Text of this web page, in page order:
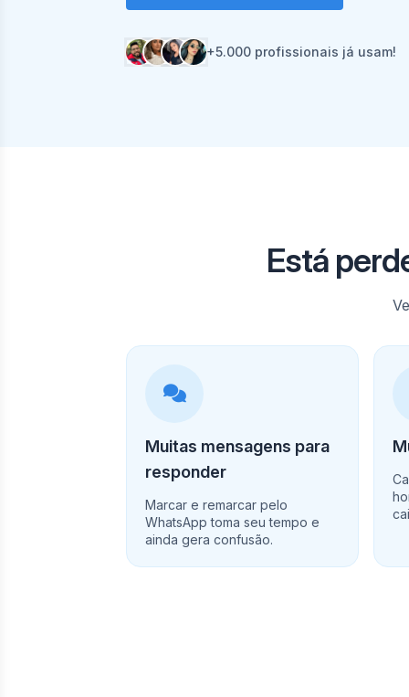
+5.000 profissionais já usam!
Está
Muitas mensagens para
responder
Marcar e remarcar pelo
WhatsApp toma seu tempo e
ainda gera confusão.